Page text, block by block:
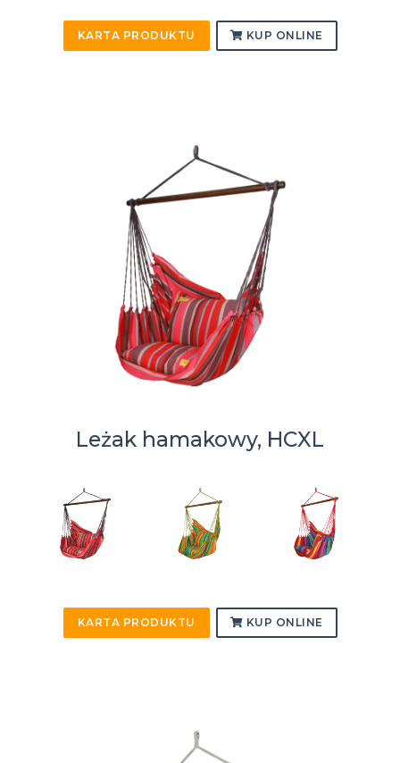
KARTA PRODUKTU KUP ONLINE
Leżak hamakowy, HCXL
KARTA PRODUKTU KUP ONLINE